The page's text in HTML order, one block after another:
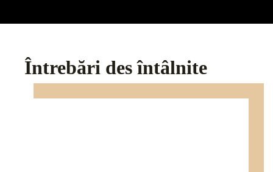
Întrebări des întâlnite